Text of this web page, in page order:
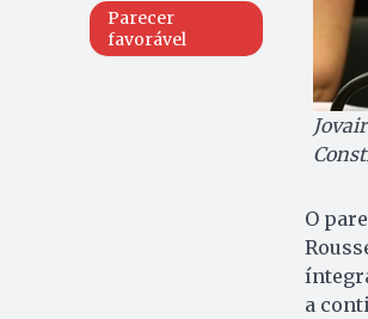
Parecer
favorável
O
a